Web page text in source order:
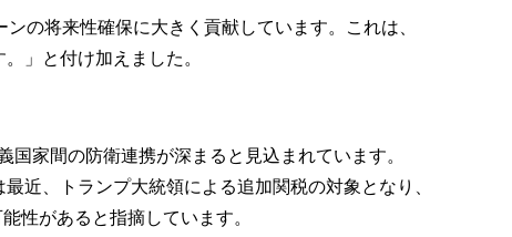
の将来性確保に大きく貢献しています。これは、
」と付け加えました。
家間の防衛連携が深まると見込まれています。
近、トランプ大統領による追加関税の対象となり、
性があると指摘しています。